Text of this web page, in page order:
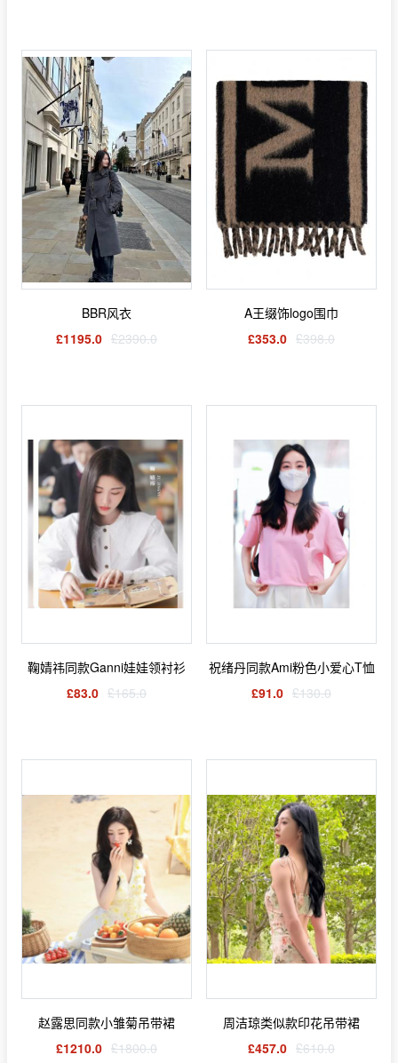
BBR风衣
£1195.0 £2390.0
A王缀饰logo围巾
£353.0 £398.0
鞠婧祎同款Ganni娃娃领衬衫
£83.0 £165.0
祝绪丹同款Ami粉色小爱心T恤
£91.0 £130.0
赵露思同款小雏菊吊带裙
£1210.0 £1800.0
周洁琼类似款印花吊带裙
£457.0 £610.0